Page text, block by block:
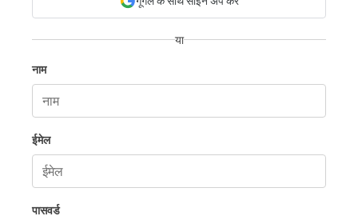
या
नाम
ईमेल
पासवर्ड